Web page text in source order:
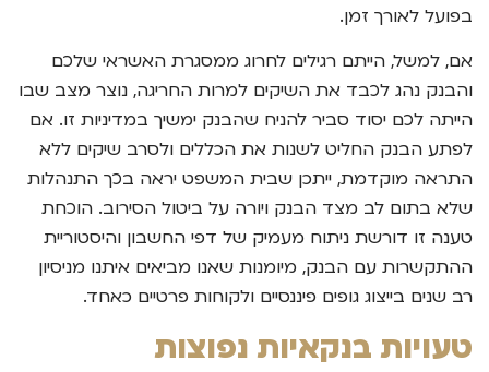
בפועל לאורך זמן.
אם, למשל, הייתם רגילים לחרוג ממסגרת האשראי שלכם
והבנק נהג לכבד את השיקים למרות החריגה, נוצר מצב שבו
הייתה לכם יסוד סביר להניח שהבנק ימשיך במדיניות זו. אם
לפתע הבנק החליט לשנות את הכללים ולסרב שיקים ללא
התראה מוקדמת, ייתכן שבית המשפט יראה בכך התנהלות
שלא בתום לב מצד הבנק ויורה על ביטול הסירוב. הוכחת
טענה זו דורשת ניתוח מעמיק של דפי החשבון והיסטוריית
ההתקשרות עם הבנק, מיומנות שאנו מביאים איתנו מניסיון
רב שנים בייצוג גופים פיננסיים ולקוחות פרטיים כאחד.
טעויות בנקאיות נפוצות